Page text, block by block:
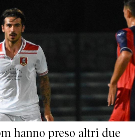
hanno preso altri due